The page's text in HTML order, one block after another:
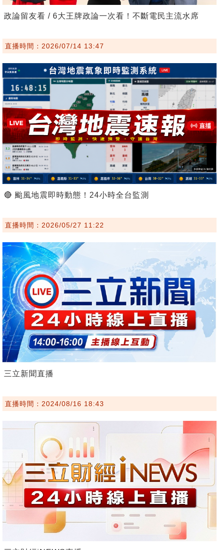
政論留友看 / 6大王牌政論一次看！不斷電民主流水席
直播時間：2026/07/14 13:47
🔴 颱風地震即時動態！24小時全台監測
直播時間：2026/05/27 11:22
三立新聞直播
直播時間：2024/08/16 18:43